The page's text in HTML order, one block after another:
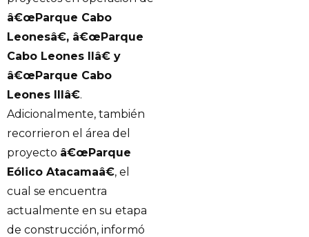
â€œParque Cabo
Leonesâ€, â€œParque
Cabo Leones IIâ€ y
â€œParque Cabo
Leones IIIâ€.
Adicionalmente, también
recorrieron el área del
proyecto â€œParque
Eólico Atacamaâ€, el
cual se encuentra
actualmente en su etapa
de construcción, informó